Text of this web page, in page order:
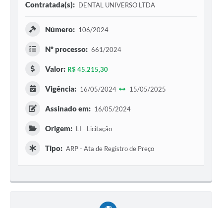
Contratada(s): DENTAL UNIVERSO LTDA
Número: 106/2024
Nº processo: 661/2024
Valor: R$ 45.215,30
Vigência: 16/05/2024 15/05/2025
Assinado em: 16/05/2024
Origem: LI - Licitação
Tipo: ARP - Ata de Registro de Preço